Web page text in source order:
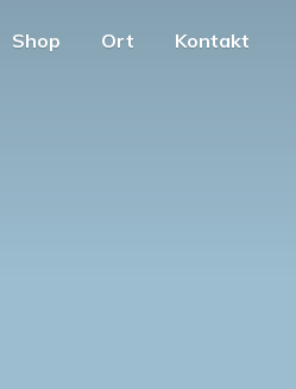
Shop Ort Kontakt